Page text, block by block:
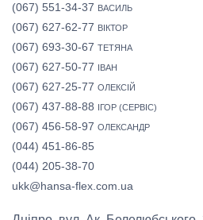
(067) 551-34-37 ВАСИЛЬ
(067) 627-62-77 ВІКТОР
(067) 693-30-67 ТЕТЯНА
(067) 627-50-77 ІВАН
(067) 627-25-77 ОЛЕКСІЙ
(067) 437-88-88 ІГОР (СЕРВІС)
(067) 456-58-97 ОЛЕКСАНДР
(044) 451-86-85
(044) 205-38-70
ukk@hansa-flex.com.ua